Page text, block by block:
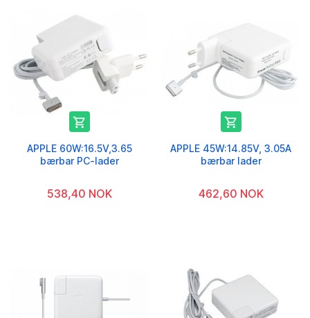

APPLE 60W:16.5V,3.65
bærbar PC-lader
538,40 NOK

APPLE 45W:14.85V, 3.05A
bærbar lader
462,60 NOK